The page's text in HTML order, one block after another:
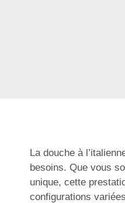
La douche à
besoins. Que vous
unique, cette
configurations